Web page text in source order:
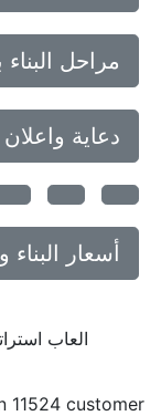
مراحل البناء
دعاية واعلان
أسعار البناء
العاب
on11524customer